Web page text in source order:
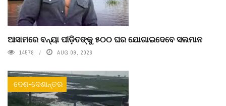
ଆସାମରେ ବନ୍ୟା ପୀଡ଼ିତଙ୍କୁ ୫୦୦ ଘର ଯୋଗାଇଦେବେ ସଲମାନ
14578 AUG 09, 2026
ଦେଶ-ଦେଶାନ୍ତର